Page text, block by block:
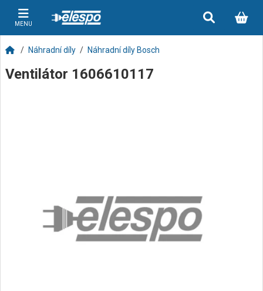
MENU
Náhradní díly Náhradní díly Bosch
Ventilátor 1606610117